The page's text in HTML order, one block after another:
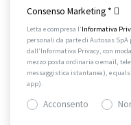
Consenso Marketing *
Letta e compresa l’Informativa
personali da parte di Autosas
dall’Informativa Privacy, con
mezzo posta ordinaria o email,
messaggistica istantanea), e
app).
Acconsento